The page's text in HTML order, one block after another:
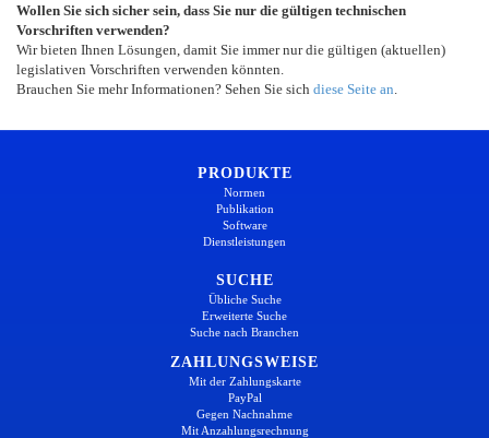
Wollen Sie sich sicher sein, dass Sie nur die gültigen technischen
Vorschriften verwenden?
Wir bieten Ihnen Lösungen, damit Sie immer nur die gültigen (aktuellen)
legislativen Vorschriften verwenden könnten.
Brauchen Sie mehr Informationen? Sehen Sie sich diese Seite an
PRODUKTE
Normen
Publikation
Software
Dienstleistungen
SUCHE
Übliche Suche
Erweiterte Suche
Suche nach Branchen
ZAHLUNGSWEISE
Mit der Zahlungskarte
PayPal
Gegen Nachnahme
Mit Anzahlungsrechnung